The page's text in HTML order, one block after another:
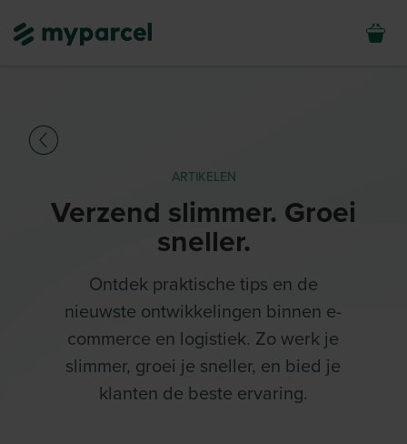
ARTIKELEN
Verzend slimmer. Groei
sneller.
Ontdek praktische tips en de
nieuwste ontwikkelingen binnen e-
commerce en logistiek. Zo werk je
slimmer, groei je sneller, en bied je
klanten de beste ervaring.